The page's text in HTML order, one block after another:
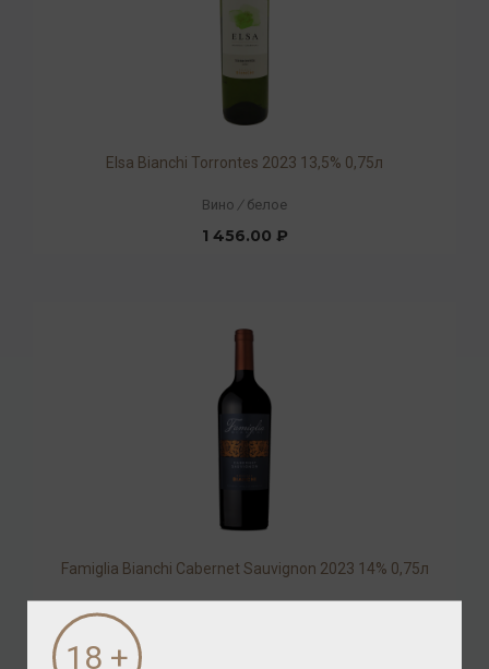
Elsa Bianchi Torrontes 2023 13,5% 0,75л
Вино / белое
1 456.00 ₽
Famiglia Bianchi Cabernet Sauvignon 2023 14% 0,75л